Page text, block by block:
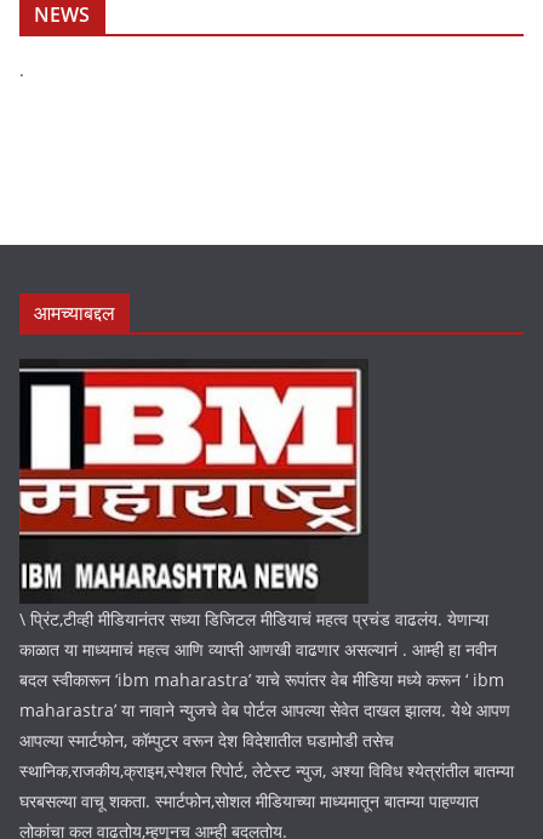
NEWS
.
आमच्याबद्दल
\ प्रिंट,टीव्ही मीडियानंतर सध्या डिजिटल मीडियाचं महत्व प्रचंड वाढलंय. येणाऱ्या
काळात या माध्यमाचं महत्व आणि व्याप्ती आणखी वाढणार असल्यानं . आम्ही हा नवीन
बदल स्वीकारून ‘ibm maharastra’ याचे रूपांतर वेब मीडिया मध्ये करून ‘ ibm
maharastra’ या नावाने न्युजचे वेब पोर्टल आपल्या सेवेत दाखल झालय. येथे आपण
आपल्या स्मार्टफोन, कॉम्पुटर वरून देश विदेशातील घडामोडी तसेच
स्थानिक,राजकीय,क्राइम,स्पेशल रिपोर्ट, लेटेस्ट न्युज, अश्या विविध श्येत्रांतील बातम्या
घरबसल्या वाचू शकता. स्मार्टफोन,सोशल मीडियाच्या माध्यमातून बातम्या पाहण्यात
लोकांचा कल वाढतोय,म्हणूनच आम्ही बदलतोय.